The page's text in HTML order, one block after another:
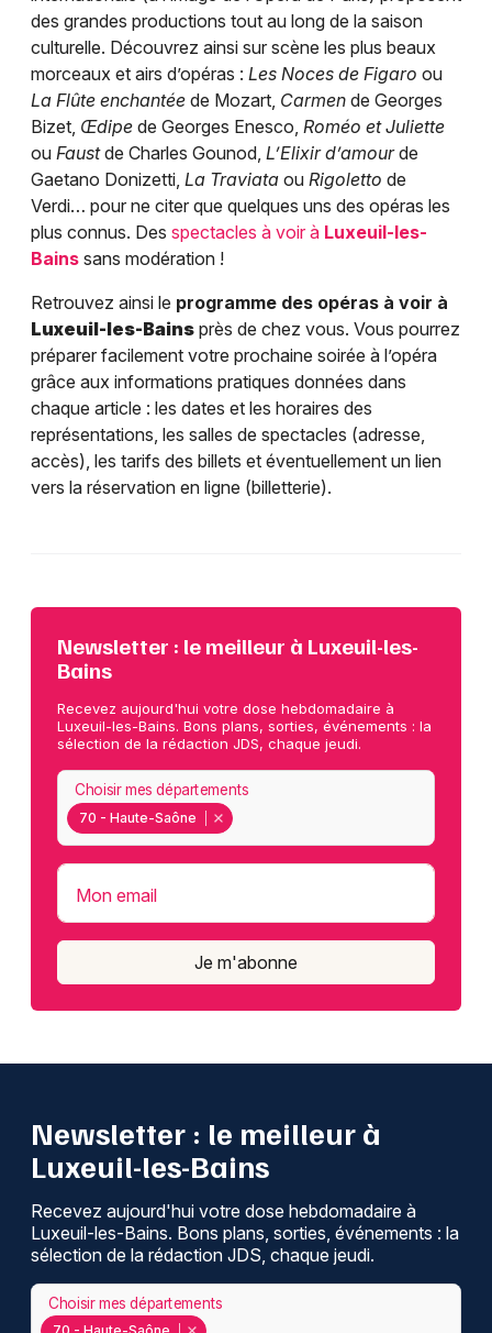
des grandes productions tout au long de la saison
culturelle. Découvrez ainsi sur scène les plus beaux
morceaux et airs d’opéras : Les Noces de Figaro ou
La Flûte enchantée de Mozart, Carmen de Georges
Bizet, Œdipe de Georges Enesco, Roméo et Juliette
ou Faustde Charles Gounod, L’Elixir d’amourde
Gaetano Donizetti, La Traviata ou Rigoletto de
Verdi… pour ne citer que quelques uns des opéras les
plus connus. Des spectacles à voir à Luxeuil-les-
Bains sans modération !
Retrouvez ainsi le programme des opéras à voir à
Luxeuil-les-Bains près de chez vous. Vous pourrez
préparer facilement votre prochaine soirée à l’opéra
grâce aux informations pratiques données dans
chaque article : les dates et les horaires des
représentations, les salles de spectacles (adresse,
accès), les tarifs des billets et éventuellement un lien
vers la réservation en ligne (billetterie).
Newsletter : le meilleur à Luxeuil-les-
Bains
Recevez aujourd'hui votre dose hebdomadaire à
Luxeuil-les-Bains. Bons plans, sorties, événements : la
sélection de la rédaction JDS, chaque jeudi.
70 - Haute-Saône
Choisir mes départements
Mon email
Je m'abonne
Newsletter : le meilleur à
Luxeuil-les-Bains
Recevez aujourd'hui votre dose hebdomadaire à
Luxeuil-les-Bains. Bons plans, sorties, événements : la
sélection de la rédaction JDS, chaque jeudi.
Choisir mes départements